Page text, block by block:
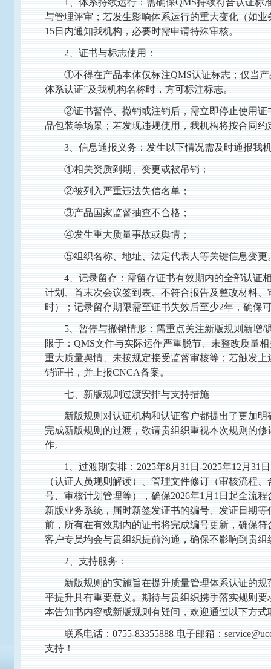
1、体系持续运行：需确保QMS持续符合认证
与管理评审；若发生影响体系运行的重大变化（如
15日内通知我机构，必要时需申请特殊审核。
2、证书与标志使用：
①不得在产品本体仅标注QMS认证标志；仅当
体系认证”及我机构名称时，方可标注标志。
②证书暂停、撤销或注销后，需立即停止使用证
品包装等场景；若发现违规使用，我机构将按合同约
3、信息通报义务：发生以下情况需及时通报我
①相关资质到期、变更或被吊销；
②被列入严重违法失信名单；
③产品国家监督抽查不合格；
④发生重大质量事故或舆情；
⑤组织名称、地址、法定代表人等关键信息变更
4、记录留存：需留存证书有效期内的全部认证
计划、首末次会议签到表、不符合报告及整改材料
时）；记录留存期限需至证书失效后至少2年，确保
5、暂停与撤销情形：需重点关注新版规则新增
限于：QMS文件与实际运作严重脱节、未整改质量
重大质量舆情、未按规定接受监督审核等；若触发
销证书，并上报CNCA备案。
七、新版规则过渡安排与支持措施
新版规则对认证机构和认证客户都提出了更加
完成新版规则的过渡，敬请贵组织重视本次规则的
作。
1、过渡期安排：2025年8月31日-2025年12月31
（认证人员规则解读）、管理文件修订（审核流程
号、审核计划管理等），确保2026年1月1日起全流
新版业务系统，届时新签发证书的编号、发证日期
前，所有在有效期内的证书将完成编号更新，确保
客户专员均会与贵组织提前沟通，确保不影响到贵组
2、支持服务：
新版规则的实施旨在提升质量管理体系认证的
平提升具有重要意义。期待与贵组织携手落实规则
本告知书内容或新版规则有疑问，欢迎通过以下方式
联系电话：0755-83355888 电子邮箱：
支持！